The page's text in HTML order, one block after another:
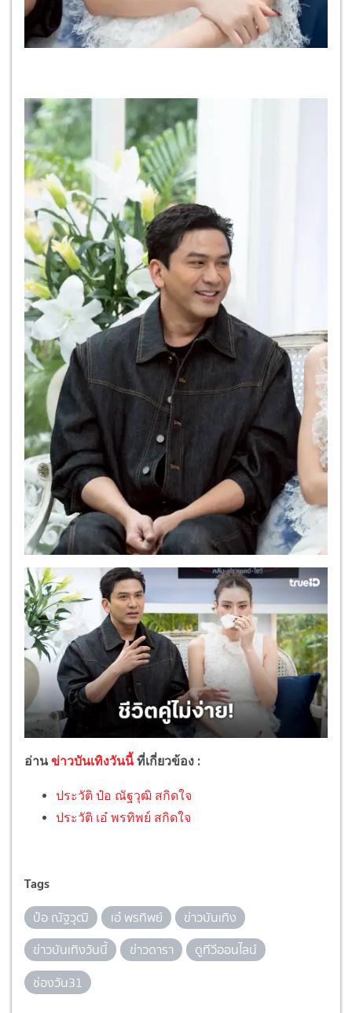
อ่านข่าวบันเทิงวันนี้ ที่เกี่ยวข้อง :
ประวัติ ป๋อ ณัฐวุฒิ สกิดใจ
ประวัติ เอ๋ พรทิพย์ สกิดใจ
Tags
ป๋อ ณัฐวุฒิ เอ๋ พรทิพย์
ข่าวบันเทิง
ข่าวบันเทิงวันนี้
ข่าวดารา
ดูทีวีออนไลน์
ช่องวัน31